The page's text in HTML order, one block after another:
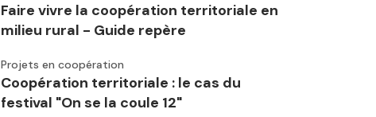
Faire vivre la coopération territoriale en
milieu rural - Guide repère
Projets en coopération
Coopération territoriale : le cas du
festival "On se la coule 12"